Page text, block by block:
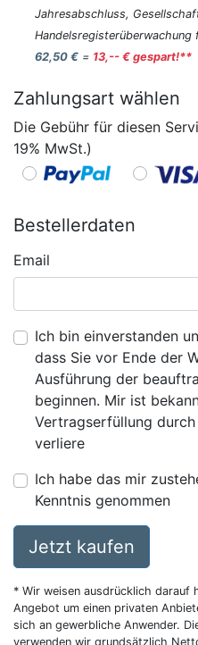
Jahresabschluss,
Handelsregisterüberwachung
62,50 € = 13,-- € gespart!**
Zahlungsart wählen
Die Gebühr für diesen
19% MwSt.)
Bestellerdaten
Email
Ich bin einverstanden
dass Sie vor Ende der
Ausführung der
beginnen. Mir ist
Vertragserfüllung
verliere
Ich habe das mir
Kenntnis genommen
Jetzt kaufen
* Wir weisen ausdrücklich darauf
Angebot um einen privaten
sich an gewerbliche Anwender.
verwenden wir grundsätzlich